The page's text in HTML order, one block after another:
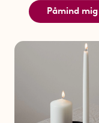
Påmind mig